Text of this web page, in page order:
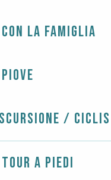
Con la famiglia
Piove
/
Tour a piedi